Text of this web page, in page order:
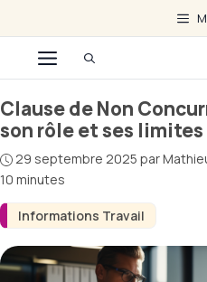
au
contenuMenu
Informations Travail
Clause de Non
son rôle et ses
29 septembre 2025 par
10 minutes